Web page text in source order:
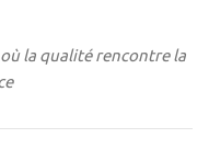
la qualité rencontre la